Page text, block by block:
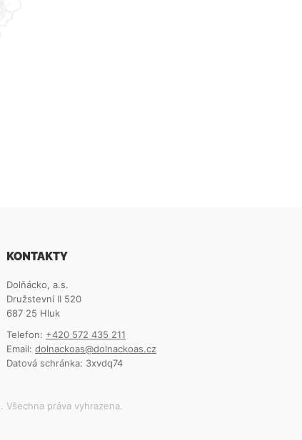
KONTAKTY
Dolňácko, a.s.
Družstevní II 520
687 25 Hluk
Telefon: +420 572 435 211
Email: dolnackoas@dolnackoas.cz
Datová schránka: 3xvdq74
práva vyhrazena.